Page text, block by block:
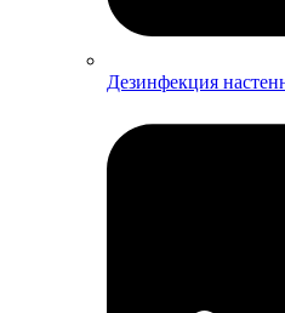
Дезинфекция